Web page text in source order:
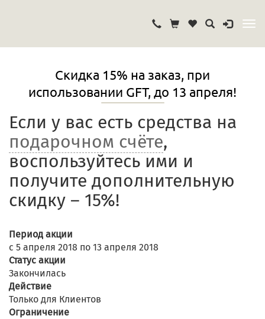
Скидка 15% на заказ, при
использовании GFT, до 13 апреля!
Если у вас есть средства на
подарочном счёте,
воспользуйтесь ими и
получите дополнительную
скидку – 15%!
Период акции
с 5 апреля 2018 по 13 апреля 2018
Статус акции
Закончилась
Действие
Только для Клиентов
Ограничение